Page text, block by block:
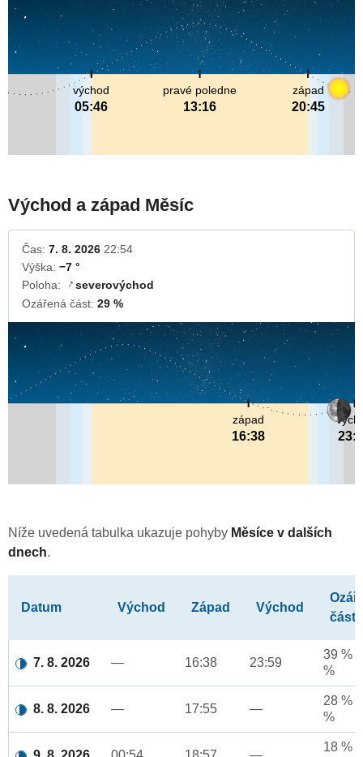
pravé poledne
13:16
východ
05:46
západ
20:45
Východ a západ Měsíc
Čas: 7. 8. 2026 22:54
Výška: −7 °
Poloha:
↓severovýchod
Ozářená část: 29 %
západ
16:38
Níže uvedená tabulka ukazuje pohyby Měsíce v dalších
dnech.
Datum Východ Západ Východ
část
7. 8. 2026 — 16:38 23:59
39 %
%
8. 8. 2026 — 17:55 —
28 %
%
18 %